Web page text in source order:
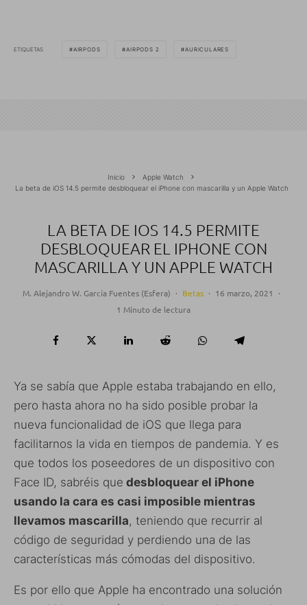
ETIQUETAS AIRPODS AIRPODS 2 AURICULARES
Inicio
Apple Watch
La beta de iOS 14.5 permite desbloquear el iPhone con mascarilla y un Apple Watch
LA BETA DE IOS 14.5 PERMITE
DESBLOQUEAR EL IPHONE CON
MASCARILLA Y UN APPLE WATCH
M. Alejandro W. García Fuentes (Esfera) · Betas · 16 marzo, 2021
·
1 Minuto de lectura
Ya se sabía que Apple estaba trabajando en ello,
pero hasta ahora no ha sido posible probar la
nueva funcionalidad de iOS que llega para
facilitarnos la vida en tiempos de pandemia. Y es
que todos los poseedores de un dispositivo con
Face ID, sabréis que desbloquear el iPhone
usando la cara es casi imposible mientras
llevamos mascarilla, teniendo que recurrir al
código de seguridad y perdiendo una de las
características más cómodas del dispositivo.
Es por ello que Apple ha encontrado una solución